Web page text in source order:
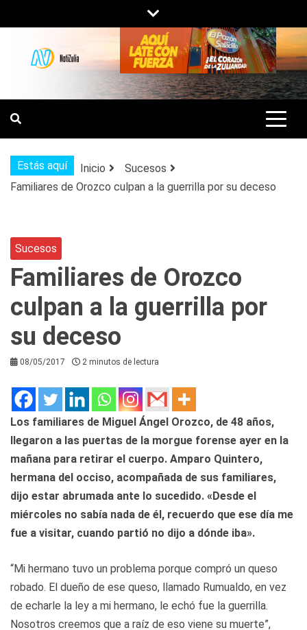
al
contenido
NOTIZULIA
NOTICIAS DEL ZULIA, VENEZUELA Y
DE INTERÉS GENERAL.
Estás aquí Inicio
Sucesos
Familiares de Orozco culpan a la guerrilla por su deceso
Sucesos
Familiares de Orozco
culpan a la guerrilla por
su deceso
08/05/2017 2 minutos de lectura
Los familiares de Miguel Ángel Orozco, de 48 años,
llegaron a las puertas de la morgue forense ayer en la
mañana para retirar el cuerpo. Amparo Quintero,
hermana del occiso, acompañada de sus familiares,
dijo estar abrumada ante lo sucedido. «Desde el
miércoles no sabía nada de él, recuerdo que ese día me
fue a visitar, cuando partió no dijo a dónde iba».
“Mi hermano tuvo un problema porque compró un queso
robado. El dueño de ese queso, llamado Rumualdo, en vez
de echarle la ley a mi hermano, le echó fue la guerrilla.
Nosotros creemos que a raíz de eso viene su muerte”,